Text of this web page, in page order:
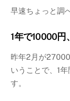
早速ちょっと調
1年で10000円
昨年2月が
いうことで、1
す。